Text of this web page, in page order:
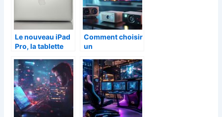
Le nouveau iPad
Pro, la tablette
MacBook
Comment choisir
un
en fonction de
votre budget et
de vos besoins